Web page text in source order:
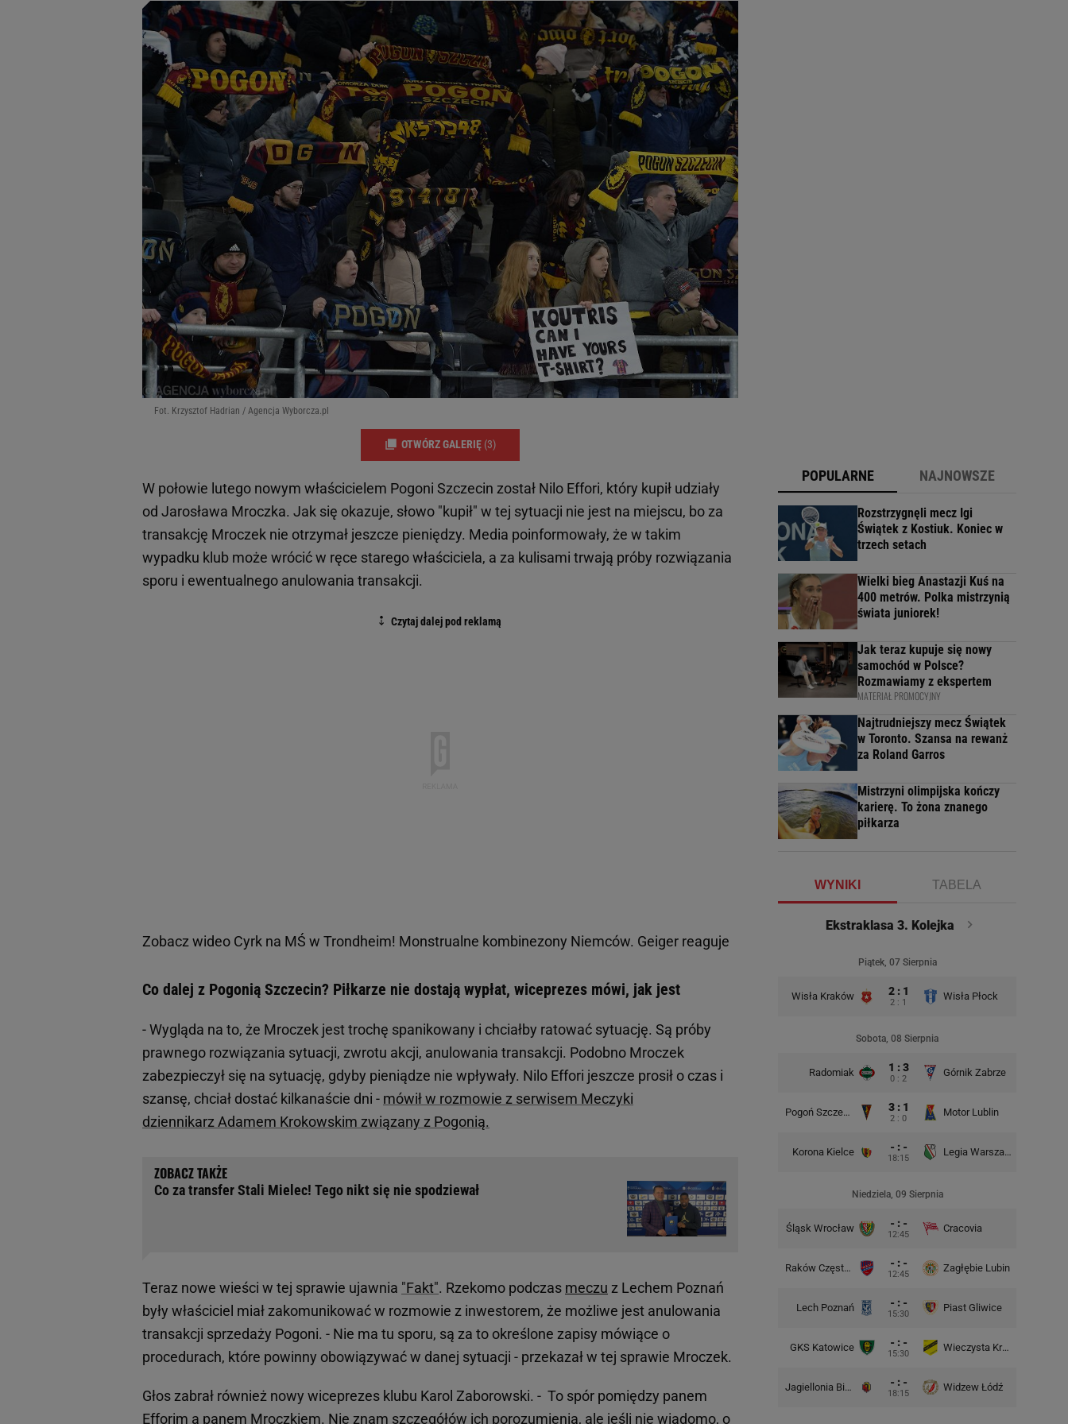
Fot. Krzysztof Hadrian / Agencja Wyborcza.pl
OTWÓRZ GALERIĘ (3)
W połowie lutego nowym właścicielem Pogoni Szczecin został Nilo Effori, który kupił udziały
od Jarosława Mroczka. Jak się okazuje, słowo "kupił" w tej sytuacji nie jest na miejscu, bo za
transakcję Mroczek nie otrzymał jeszcze pieniędzy. Media poinformowały, że w takim
wypadku klub może wrócić w ręce starego właściciela, a za kulisami trwają próby rozwiązania
sporu i ewentualnego anulowania transakcji.
Zobacz wideo Cyrk na MŚ w Trondheim! Monstrualne kombinezony Niemców. Geiger reaguje
Co dalej z Pogonią Szczecin? Piłkarze nie dostają wypłat, wiceprezes mówi, jak jest
- Wygląda na to, że Mroczek jest trochę spanikowany i chciałby ratować sytuację. Są próby
prawnego rozwiązania sytuacji, zwrotu akcji, anulowania transakcji. Podobno Mroczek
zabezpieczył się na sytuację, gdyby pieniądze nie wpływały. Nilo Effori jeszcze prosił o czas i
szansę, chciał dostać kilkanaście dni - mówił w rozmowie z serwisem Meczyki
dziennikarz Adamem Krokowskim związany z Pogonią.
Co za transfer Stali Mielec! Tego nikt się nie spodziewał
Teraz nowe wieści w tej sprawie ujawnia "Fakt". Rzekomo podczas meczu z Lechem Poznań
były właściciel miał zakomunikować w rozmowie z inwestorem, że możliwe jest anulowania
transakcji sprzedaży Pogoni. - Nie ma tu sporu, są za to określone zapisy mówiące o
procedurach, które powinny obowiązywać w danej sytuacji - przekazał w tej sprawie Mroczek.
Głos zabrał również nowy wiceprezes klubu Karol Zaborowski. - To spór pomiędzy panem
Efforim a panem Mroczkiem. Nie znam szczegółów ich porozumienia, ale jeśli nie wiadomo, o
POPULARNE NAJNOWSZE
Rozstrzygnęli mecz Igi
Świątek z Kostiuk. Koniec w
trzech setach
Wielki bieg Anastazji Kuś na
400 metrów. Polka mistrzynią
świata juniorek!
Jak teraz kupuje się nowy
samochód w Polsce?
Rozmawiamy z ekspertem
MATERIAŁ PROMOCYJNY
Najtrudniejszy mecz Świątek
w Toronto. Szansa na rewanż
za Roland Garros
Mistrzyni olimpijska kończy
karierę. To żona znanego
piłkarza
WYNIKI TABELA
Ekstraklasa 3. Kolejka
Piątek, 07 Sierpnia
Wisła Kraków 2 : 1
2 : 1
Wisła Płock
Sobota, 08 Sierpnia
Radomiak 1 : 3
0 : 2
Górnik Zabrze
Pogoń Szczecin 3 : 1
2 : 0
Motor Lublin
Korona Kielce - : -
18:15
Legia Warszawa
Niedziela, 09 Sierpnia
Śląsk Wrocław - : -
12:45
Cracovia
Raków Częstochowa - : -
12:45
Zagłębie Lubin
Lech Poznań - : -
15:30
Piast Gliwice
GKS Katowice - : -
15:30
Wieczysta Kraków
Jagiellonia Białystok - : -
18:15
Widzew Łódź